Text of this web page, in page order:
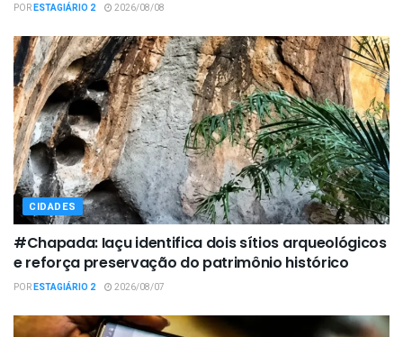
PORESTAGIÁRIO 2 2026/08/08
CIDADES
#Chapada: Iaçu identifica dois sítios arqueológicos
e reforça preservação do patrimônio histórico
PORESTAGIÁRIO 2 2026/08/07